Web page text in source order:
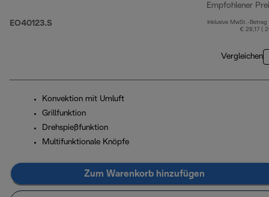
EO40123.S
Empfohlener
Inklusive MwSt.-Betrag
€ 28,17 (
Vergleichen
Konvektion mit Umluft
Grillfunktion
Drehspießfunktion
Multifunktionale Knöpfe
Zum Warenkorb hinzufügen